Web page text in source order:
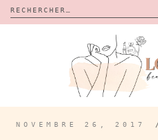
Rechercher :
CALENDRIERS DE L’AVENT
BON PLAN
À PROPOS
NOVEMBRE 26, 2017